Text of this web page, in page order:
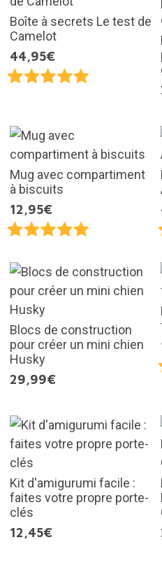
Boîte à secrets Le test de
Camelot
44,95€
Mug avec compartiment
à biscuits
12,95€
Blocs de construction
pour créer un mini chien
Husky
29,99€
Kit d'amigurumi facile :
faites votre propre porte-
clés
12,45€